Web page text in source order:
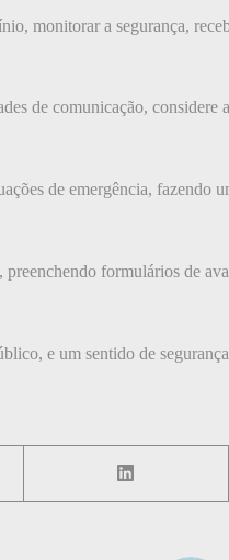
monitorar a segurança,
de comunicação,
de emergência, fazendo
formulários de
e um sentido de